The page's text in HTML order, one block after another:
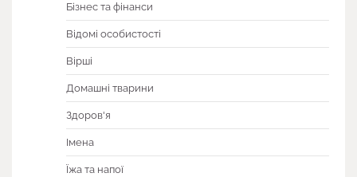
Бізнес та фінанси
Відомі особистості
Вірші
Домашні тварини
Здоров'я
Імена
Їжа та напої